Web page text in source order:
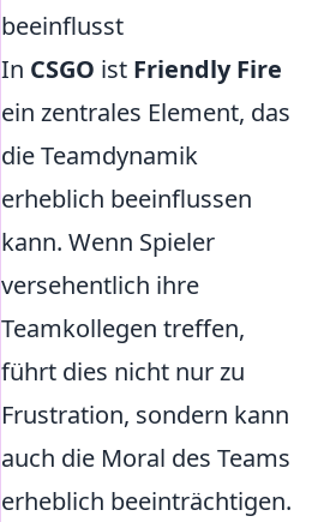
beeinflusst
In CSGO ist Friendly Fire
ein zentrales Element, das
die Teamdynamik
erheblich beeinflussen
kann. Wenn Spieler
versehentlich ihre
Teamkollegen treffen,
führt dies nicht nur zu
Frustration, sondern kann
auch die Moral des Teams
erheblich beeinträchtigen.